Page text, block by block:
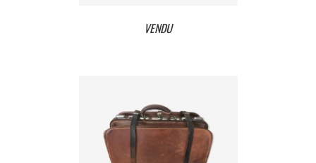
VENDU